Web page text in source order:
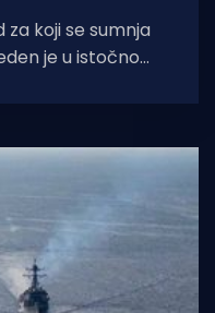
koji se sumnja
je u istočnom